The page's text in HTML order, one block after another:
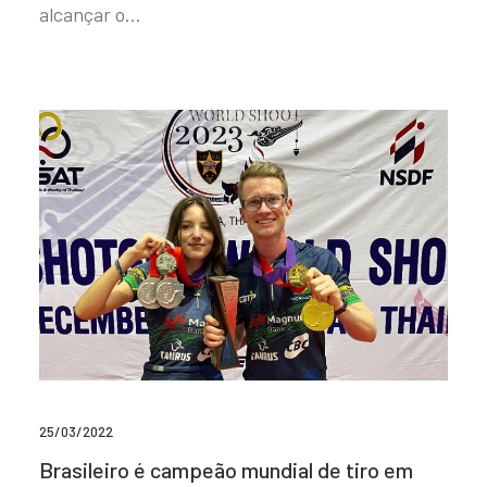
alcançar o…
25/03/2022
Brasileiro é campeão mundial de tiro em